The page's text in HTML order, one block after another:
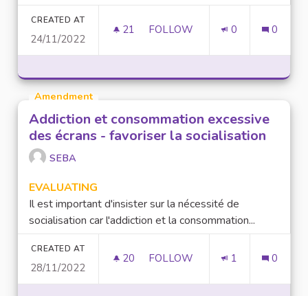
CREATED AT
24/11/2022
21 21 FOLLOWERS
FOLLOW 0 0
Amendment
Addiction et consommation excessive
des écrans - favoriser la socialisation
SEBA
EVALUATING
Il est important d'insister sur la nécessité de
socialisation car l'addiction et la consommation...
CREATED AT
28/11/2022
20 20 FOLLOWERS
FOLLOW 1 0